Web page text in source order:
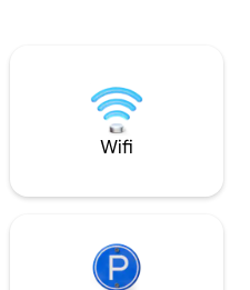
Restaurant. Kom een vleugje klasse en
vredige rust
Cahaya Asah-
Wifi